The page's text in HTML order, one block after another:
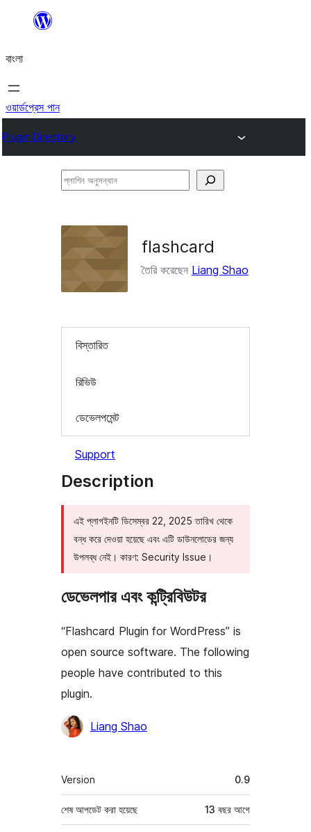
যান
বাংলা
ওয়ার্ডপ্রেস পান
Plugin Directory
প্লাগিন
flashcard
তৈরি করেছেন Liang Shao
বিস্তারিত
রিভিউ
ডেভেলপমেন্ট
Support
Description
এই প্লাগইনটি ডিসেম্বর 22, 2025 তারিখ থেকে
বন্ধ করে দেওয়া হয়েছে এবং এটি ডাউনলোডের জন্য
উপলব্ধ নেই। কারণ: Security Issue।
ডেভেলপার এবং কন্ট্রিবিউটর
“Flashcard Plugin for WordPress” is
open source software. The following
people have contributed to this
plugin.
কন্ট্রিবিউটরLiang Shao
মেটা
Version 0.9
শেষ আপডেট করা হয়েছে 13 বছর আগে